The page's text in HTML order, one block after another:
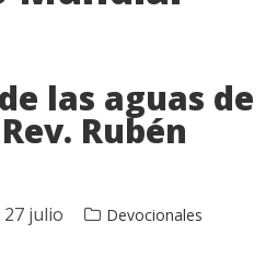
las aguas de
Rubén
27 julio Devocionales